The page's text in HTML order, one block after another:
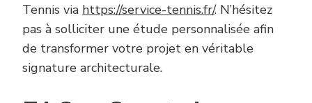
Tennis via https://service-tennis.fr/. N’hésitez
pas à solliciter une étude personnalisée afin
de transformer votre projet en véritable
signature architecturale.